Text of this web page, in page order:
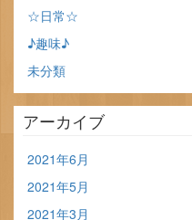
☆日常☆
♪趣味♪
未分類
アーカイブ
2021年6月
2021年5月
2021年3月